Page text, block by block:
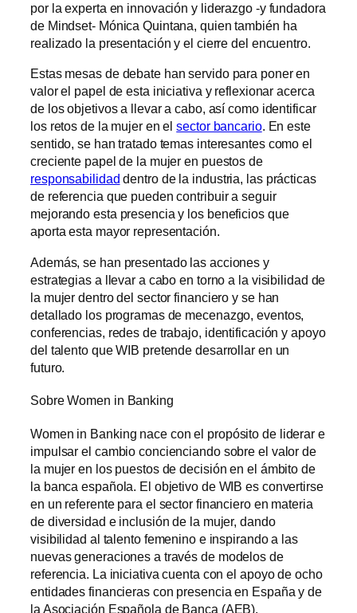
por la experta en innovación y liderazgo -y fundadora
de Mindset- Mónica Quintana, quien también ha
realizado la presentación y el cierre del encuentro.
Estas mesas de debate han servido para poner en
valor el papel de esta iniciativa y reflexionar acerca
de los objetivos a llevar a cabo, así como identificar
los retos de la mujer en elsector bancario. En este
sentido, se han tratado temas interesantes como el
creciente papel de la mujer en puestos de
responsabilidad dentro de la industria, las prácticas
de referencia que pueden contribuir a seguir
mejorando esta presencia y los beneficios que
aporta esta mayor representación.
Además, se han presentado las acciones y
estrategias a llevar a cabo en torno a la visibilidad de
la mujer dentro del sector financiero y se han
detallado los programas de mecenazgo, eventos,
conferencias, redes de trabajo, identificación y apoyo
del talento que WIB pretende desarrollar en un
futuro.
Sobre Women in Banking
Women in Banking nace con el propósito de liderar e
impulsar el cambio concienciando sobre el valor de
la mujer en los puestos de decisión en el ámbito de
la banca española. El objetivo de WIB es convertirse
en un referente para el sector financiero en materia
de diversidad e inclusión de la mujer, dando
visibilidad al talento femenino e inspirando a las
nuevas generaciones a través de modelos de
referencia. La iniciativa cuenta con el apoyo de ocho
entidades financieras con presencia en España y de
la Asociación Española de Banca (AEB).